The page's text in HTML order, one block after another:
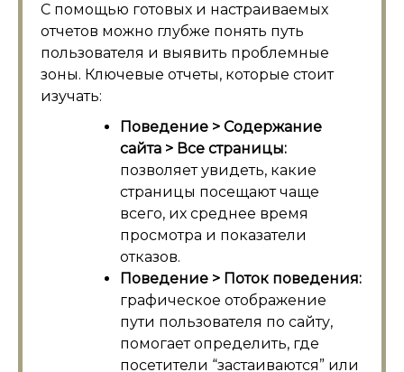
С помощью готовых и настраиваемых
отчетов можно глубже понять путь
пользователя и выявить проблемные
зоны. Ключевые отчеты, которые стоит
изучать:
Поведение > Содержание
сайта > Все страницы:
позволяет увидеть, какие
страницы посещают чаще
всего, их среднее время
просмотра и показатели
отказов.
Поведение > Поток поведения:
графическое отображение
пути пользователя по сайту,
помогает определить, где
посетители “застаиваются” или